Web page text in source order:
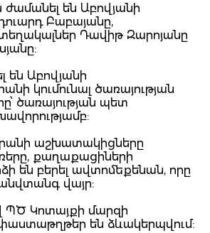
են Աբովյանի
Բաբայանը,
Դավիթ Զարոյանը
են Աբովյանի
կումունալ ծառայության
ծառայության պետ
աշխատակիցները
քաղաքացիների
են բերել ավտոմեքենան, որը
վայր:
Կոտայքի մարզի
են ձևակերպվում: